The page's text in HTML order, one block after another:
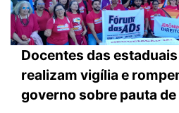
Docentes das
realizam vigília e
governo sobre pauta